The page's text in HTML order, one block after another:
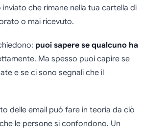
che rimane nella tua cartella di
o mai ricevuto.
puoi sapere se qualcuno ha
Ma spesso puoi capire se
e se ci sono segnali che il
delle email può fare in teoria da ciò
le persone si confondono. Un